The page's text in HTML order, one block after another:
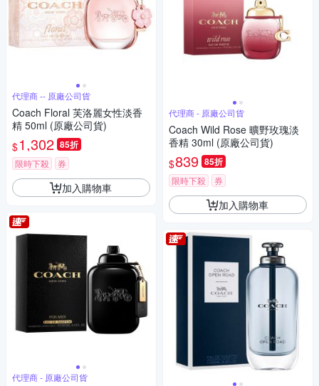
代理商 -- 原廠公司貨
Coach Floral 芙洛麗女性淡香
精 50ml (原廠公司貨)
$1,302 85折
限時下殺 券
加入購物車
代理商 - 原廠公司貨
代理商 - 原廠公司貨
Coach Wild Rose 曠野玫瑰淡
香精 30ml (原廠公司貨)
$839 85折
限時下殺 券
加入購物車